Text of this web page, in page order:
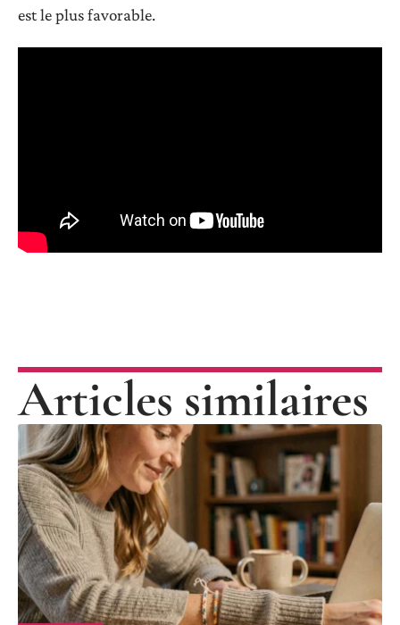
est le plus favorable.
Articles similaires